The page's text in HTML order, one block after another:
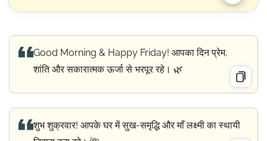
Good Morning & Happy Friday! आपका दिन प्रेम,
शांति और सकारात्मक ऊर्जा से भरपूर रहे। 🌿
शुभ शुक्रवार! आपके घर में सुख-समृद्धि और माँ लक्ष्मी का स्थायी